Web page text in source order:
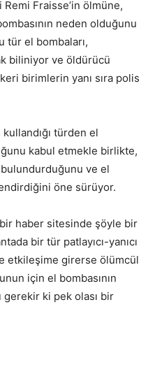
Fraisse’in ölmüne,
neden olduğunu
tür el bombaları,
biliniyor ve öldürücü
birimlerin yanı sıra polis
kullandığı türden el
kabul etmekle birlikte,
bulundurduğunu ve el
öne sürüyor.
haber sitesinde şöyle bir
bir tür patlayıcı-yanıcı
etkileşime girerse ölümcül
için el bombasının
gerekir ki pek olası bir